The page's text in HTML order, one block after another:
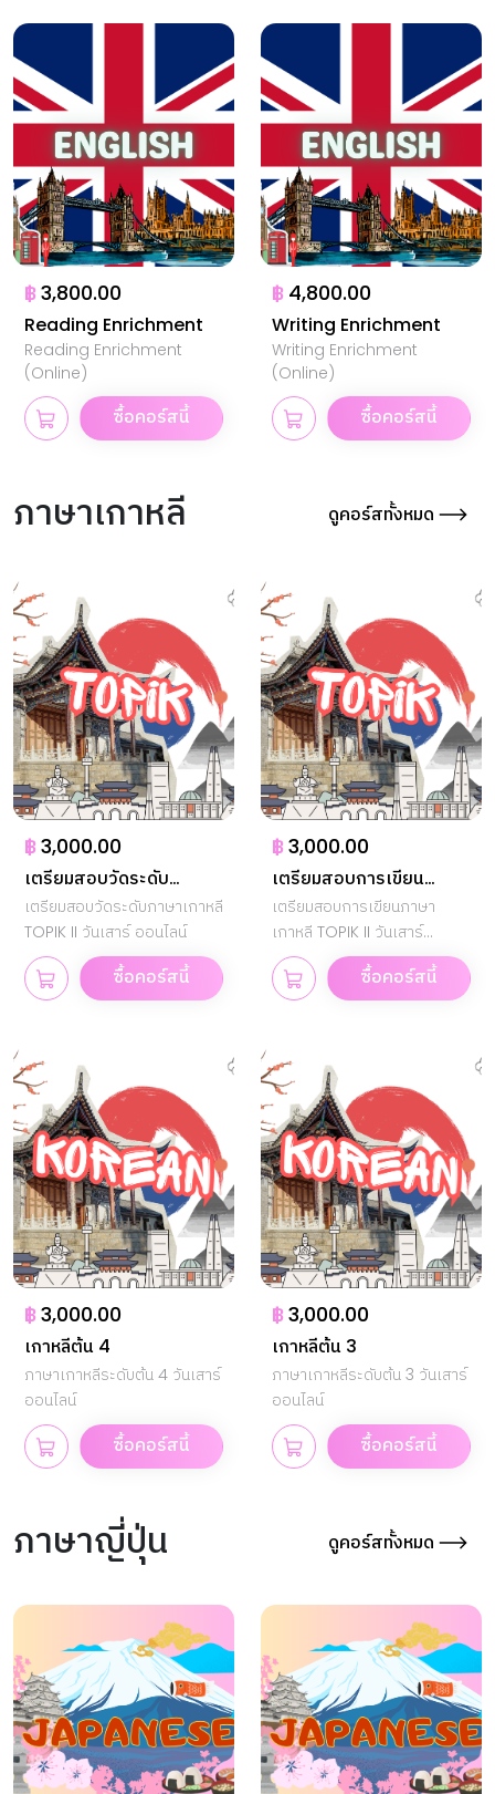
฿3,800.00
Reading Enrichment
Reading Enrichment
(Online)
ซื้อคอร์สนี้
฿ 4,800.00
Writing Enrichment
Writing Enrichment
(Online)
ซื้อคอร์สนี้
ภาษาเกาหลี ดูคอร์สทั้งหมด
฿3,000.00
เตรียมสอบวัดระดับ
TOPIK II
เตรียมสอบวัดระดับภาษาเกาหลี
TOPIK II วันเสาร์ ออนไลน์
ซื้อคอร์สนี้
฿3,000.00
เตรียมสอบการเขียน
TOPIK II
เตรียมสอบการเขียนภาษา
เกาหลี TOPIK II วันเสาร์
ออนไลน์
ซื้อคอร์สนี้
฿3,000.00
เกาหลีต้น 4
ภาษาเกาหลีระดับต้น 4 วันเสาร์
ออนไลน์
ซื้อคอร์สนี้
฿3,000.00
เกาหลีต้น 3
ภาษาเกาหลีระดับต้น 3 วันเสาร์
ออนไลน์
ซื้อคอร์สนี้
ภาษาญี่ปุ่น ดูคอร์สทั้งหมด